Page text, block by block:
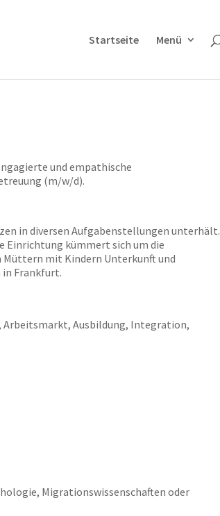
Startseite Menü
und empathische
(m/w/d).
in diversen Aufgabenstellungen unterhält.
Einrichtung kümmert sich um die
mit Kindern Unterkunft und
in Frankfurt.
Arbeitsmarkt, Ausbildung, Integration,
Migrationswissenschaften oder